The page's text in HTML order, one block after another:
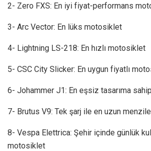
2- Zero FXS: En iyi fiyat-performans
3- Arc Vector: En lüks motosiklet
4- Lightning LS-218: En hızlı motosiklet
5- CSC City Slicker: En uygun fiyatlı
6- Johammer J1: En eşsiz tasarıma
7- Brutus V9: Tek şarj ile en uzun
8- Vespa Elettrica: Şehir içinde günlük
motosiklet